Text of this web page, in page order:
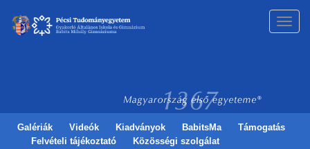
Galériák Videók Kiadványok BabitsMa
Támogatás
Felvételi tájékoztató
Közösségi szolgálat